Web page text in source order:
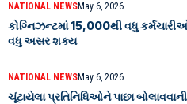
NATIONAL NEWSMay 6, 2026
કોગ્નિઝન્ટમાં 15,000થી વધુ
વધુ અસર શક્ય
NATIONAL NEWSMay 6, 2026
ચૂંટાયેલા પ્રતિનિધિઓને પાછા